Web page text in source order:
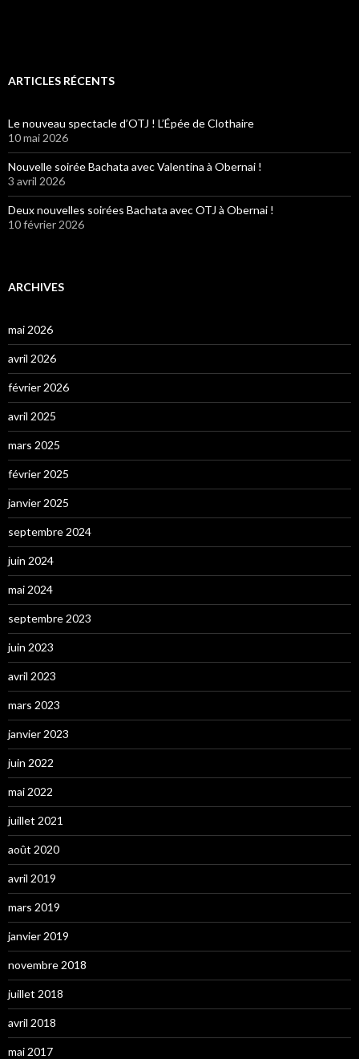
ARTICLES RÉCENTS
Le nouveau spectacle d’OTJ ! L’Épée de Clothaire
10 mai 2026
Nouvelle soirée Bachata avec Valentina à Obernai !
3 avril 2026
Deux nouvelles soirées Bachata avec OTJ à Obernai !
10 février 2026
ARCHIVES
mai 2026
avril 2026
février 2026
avril 2025
mars 2025
février 2025
janvier 2025
septembre 2024
juin 2024
mai 2024
septembre 2023
juin 2023
avril 2023
mars 2023
janvier 2023
juin 2022
mai 2022
juillet 2021
août 2020
avril 2019
mars 2019
janvier 2019
novembre 2018
juillet 2018
avril 2018
mai 2017